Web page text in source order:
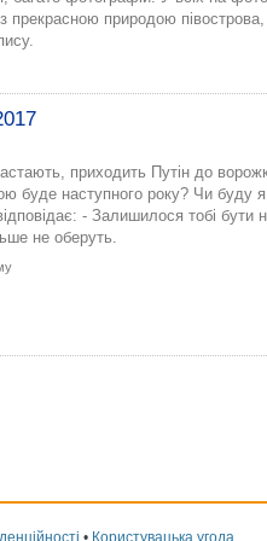
прекрасною природою
приходить Путін до
буде наступного року? Чи буду я
- Залишилося тобі бути
не оберуть.
• Користувацька угода